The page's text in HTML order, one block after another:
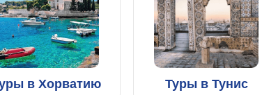
в Хорватию Туры в Тунис